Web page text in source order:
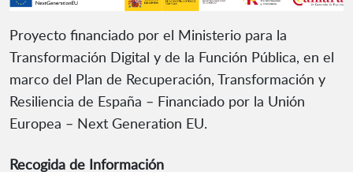
Proyecto financiado por el Ministerio para la
Transformación Digital y de la Función Pública, en el
marco del Plan de Recuperación, Transformación y
Resiliencia de España – Financiado por la Unión
Europea – Next Generation EU.
Recogida de Información